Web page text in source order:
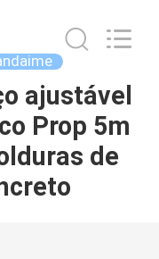
ajustável
Prop 5m
de